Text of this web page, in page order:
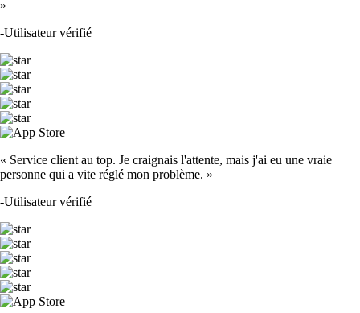
»
-Utilisateur vérifié
« Service client au top. Je craignais l'attente, mais j'ai eu une vraie
personne qui a vite réglé mon problème. »
-Utilisateur vérifié